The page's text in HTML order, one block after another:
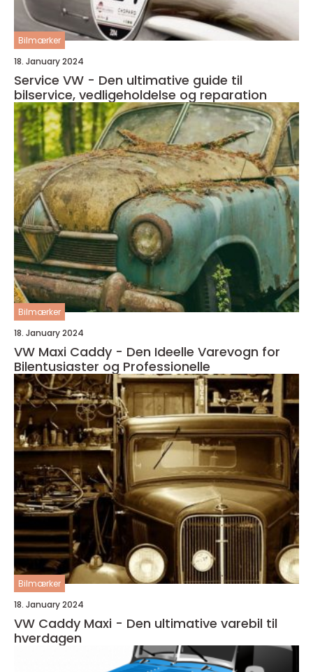
Bilmærker
18. January 2024
Service VW - Den ultimative guide til
bilservice, vedligeholdelse og reparation
Bilmærker
18. January 2024
VW Maxi Caddy - Den Ideelle Varevogn for
Bilentusiaster og Professionelle
Bilmærker
18. January 2024
VW Caddy Maxi - Den ultimative varebil til
hverdagen